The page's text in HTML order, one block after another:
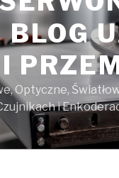
BLOG
Optyczne,
i